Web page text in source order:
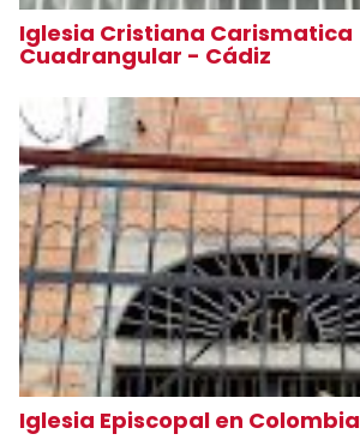
Iglesia Cristiana Carismatica
Cuadrangular - Cádiz
Iglesia Episcopal en Colombia